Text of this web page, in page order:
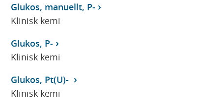
Glukos, manuellt, P-
Klinisk kemi
Glukos, P-
Klinisk kemi
Glukos, Pt(U)-
Klinisk kemi